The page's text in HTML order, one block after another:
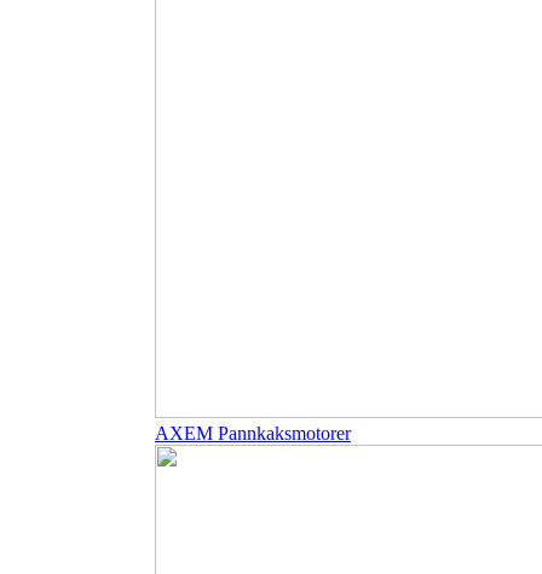
AXEM Pannkaksmotorer